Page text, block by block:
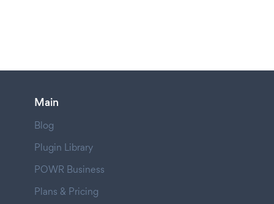
Main
Blog
Plugin Library
POWR Business
Plans & Pricing